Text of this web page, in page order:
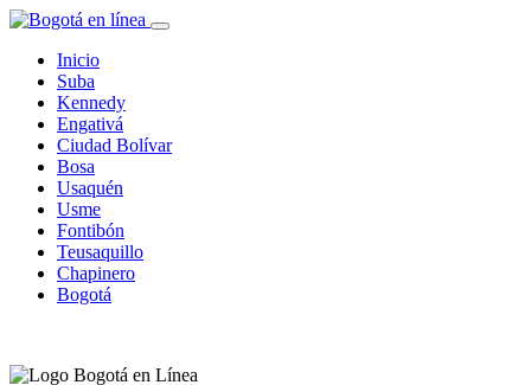
Inicio
Suba
Kennedy
Engativá
Ciudad Bolívar
Bosa
Usaquén
Usme
Fontibón
Teusaquillo
Chapinero
Bogotá